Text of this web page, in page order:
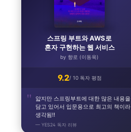
스프링 부트와 AWS로
혼자 구현하는 웹 서비스
by 향로 (이동욱)
9.2/ 10 독자 평점
얇지만 스프링부트에 대한 많은 내용을
담고 있어서 입문용으로 최고의 책이라
생각됨!!
— YES24 독자 리뷰